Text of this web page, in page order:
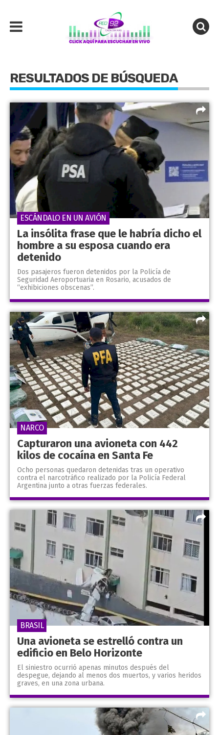
RESULTADOS DE BÚSQUEDA
La insólita frase que le habría dicho el
hombre a su esposa cuando era
detenido
Dos pasajeros fueron detenidos por la Policía de
Seguridad Aeroportuaria en Rosario, acusados de
“exhibiciones obscenas”.
ESCÁNDALO EN UN AVIÓN
Capturaron una avioneta con 442
kilos de cocaína en Santa Fe
Ocho personas quedaron detenidas tras un operativo
contra el narcotráfico realizado por la Policía Federal
Argentina junto a otras fuerzas federales.
NARCO
Una avioneta se estrelló contra un
edificio en Belo Horizonte
El siniestro ocurrió apenas minutos después del
despegue, dejando al menos dos muertos, y varios heridos
graves, en una zona urbana.
BRASIL